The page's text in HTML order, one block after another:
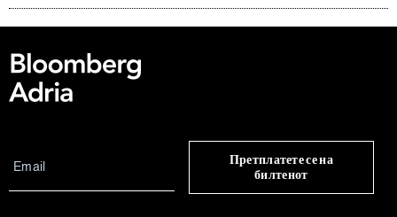
Претплатете се на
билтенот